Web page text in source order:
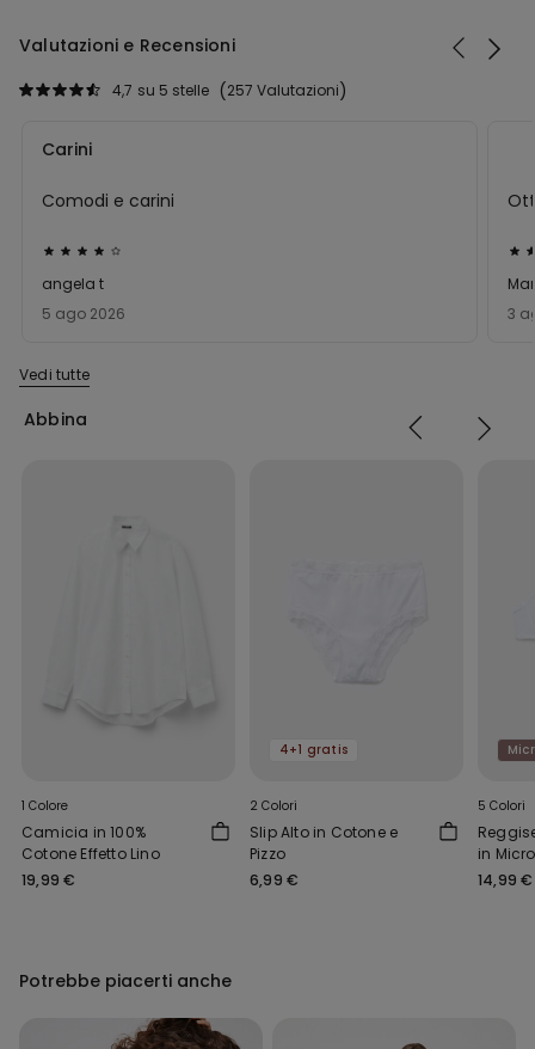
Valutazioni e Recensioni
257 Valutazioni
4,7 su 5 stelle
Valutato
4
su
5 ago 2026
angela t
Carini
Comodi e carini
5
su
3
Vedi tutte
Abbina
1 Colore
Camicia in 100%
Cotone Effetto Lino
19,99 €
4+1 gratis
2 Colori
Slip Alto in Cotone e
Pizzo
6,99 €
5 Colori
in
Wien
14,99 €
Potrebbe piacerti anche